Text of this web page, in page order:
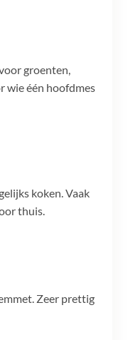
groenten,
wie één hoofdmes
koken. Vaak
thuis.
Zeer prettig